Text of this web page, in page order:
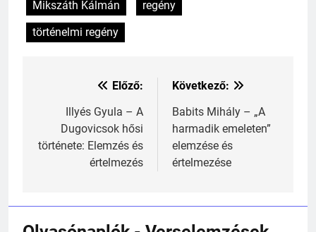
Mikszáth Kálmán
regény
történelmi regény
Bejegyzés
navigáció
Előző:
Illyés Gyula – A
Dugovicsok hősi
története: Elemzés és
értelmezés
Következő:
Babits Mihály – „A
harmadik emeleten”
elemzése és
értelmezése
KI TALÁLTA FEL
TÖRTÉNELEM ÉRDEKESSÉGEK
Kik voltak a három királyok?
TÖRTÉNELEM ÉRDEKESSÉGEK
A középkor titkai: Mi rejtőzött a
MIKOR VOLT?